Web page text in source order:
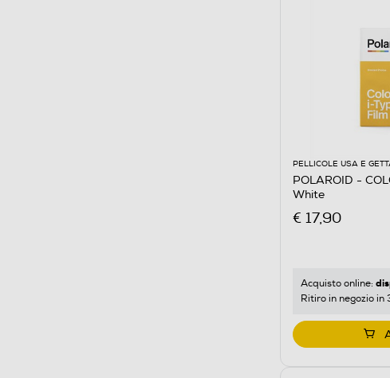
PELLICOLE USA E
POLAROID -
White
€ 17,90
Acquisto online:
Ritiro in negozio in